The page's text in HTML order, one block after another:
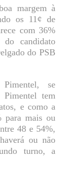
margem à
os 11¢ de
com 36%
candidato
do PSB
se
Pimentel tem
e como a
para mais ou
48 e 54%,
ou não
turno, a